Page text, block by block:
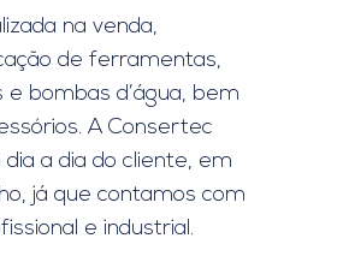
na venda,
de ferramentas,
bombas d’água, bem
A Consertec
a dia do cliente, em
já que contamos com
e industrial.